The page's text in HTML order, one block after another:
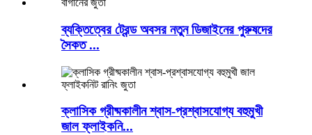
ব্যক্তিত্বের ট্রেন্ড অবসর নতুন ডিজাইনের পুরুষদের
সৈকত ...
ক্লাসিক গ্রীষ্মকালীন শ্বাস-প্রশ্বাসযোগ্য বহুমুখী
জাল ফ্লাইকনি...